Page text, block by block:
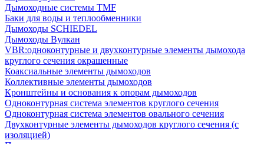
Дымоходные системы TMF
Баки для воды и теплообменники
Дымоходы SCHIEDEL
Дымоходы Вулкан
VBR:одноконтурные и двухконтурные элементы дымохода
круглого сечения окрашенные
Коаксиальные элементы дымоходов
Коллективные элементы дымоходов
Кронштейны и основания к опорам дымоходов
Одноконтурная система элементов круглого сечения
Одноконтурная система элементов овального сечения
Двухконтурные элементы дымоходов круглого сечения (с
изоляцией)